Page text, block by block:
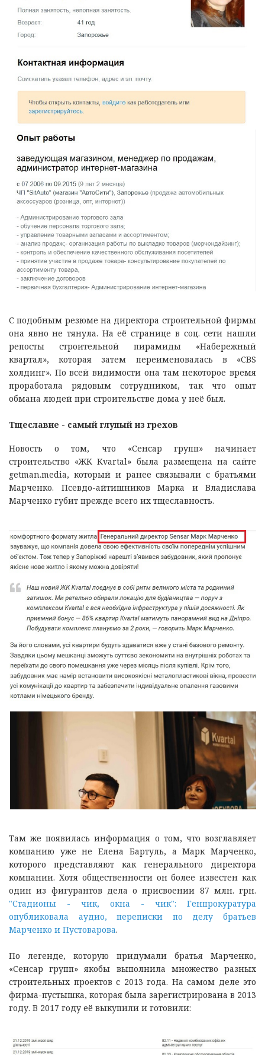
С подобным резюме на директора строительной фирмы
она явно не тянула. На её странице в соц. сети нашли
репосты строительной пирамиды «Набережный
квартал», которая затем переименовалась в «CBS
холдинг». По всей видимости она там некоторое время
проработала рядовым сотрудником, так что опыт
обмана людей при строительстве дома у неё был.
Тщеславие - cамый глупый из грехов
Новость о том, что «Сенсар групп» начинает
строительство «ЖК Kvartal» была размещена на сайте
getman.media, который и ранее связывали с братьями
Марченко. Псевдо-айтишников Марка и Владислава
Марченко губит прежде всего их тщеславность.
Там же появилась информация о том, что возглавляет
компанию уже не Елена Бартуль, а Марк Марченко,
которого представляют как генерального директора
компании. Хотя общественности он более известен как
один из фигурантов дела о присвоении 87 млн. грн.
"Стадионы - чик, окна - чик": Генпрокуратура
опубликовала аудио, переписки по делу братьев
Марченко и Пустоварова.
По легенде, которую придумали братья Марченко,
«Сенсар групп» якобы выполнила множество разных
строительных проектов с 2013 года. На самом деле это
фирма-пустышка, которая была зарегистрирована в 2013
году. В 2017 году её выкупили и готовили: